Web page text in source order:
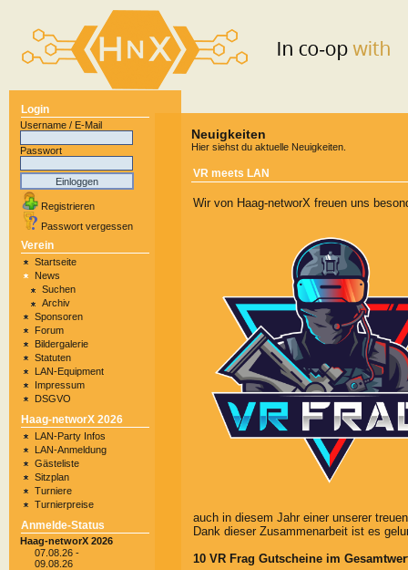
Login
Username / E-Mail
Passwort
Registrieren
Passwort vergessen
Verein
Startseite
News
Suchen
Archiv
Sponsoren
Forum
Bildergalerie
Statuten
LAN-Equipment
Impressum
DSGVO
Haag-networX 2026
LAN-Party Infos
LAN-Anmeldung
Gästeliste
Sitzplan
Turniere
Turnierpreise
Anmelde-Status
Haag-networX 2026
07.08.26 -
09.08.26
Neuigkeiten
Hier siehst du aktuelle Neuigkeiten.
VR meets LAN
Wir von Haag-networX freuen uns
auch in diesem Jahr einer unserer
Dank dieser Zusammenarbeit ist es
10 VR Frag Gutscheine im